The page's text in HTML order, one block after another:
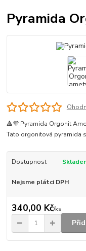
Pyramida
🔺💜 Pyramida Orgonit
Tato orgonitová pyramida
Dostupnost
Nejsme plátci DPH
340,00 Kč/ks